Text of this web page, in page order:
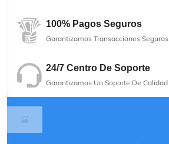
100% Pagos Seguros
Garantizamos Transacciones Seguras
24/7 Centro De Soporte
Garantizamos Un Soporte De Calidad